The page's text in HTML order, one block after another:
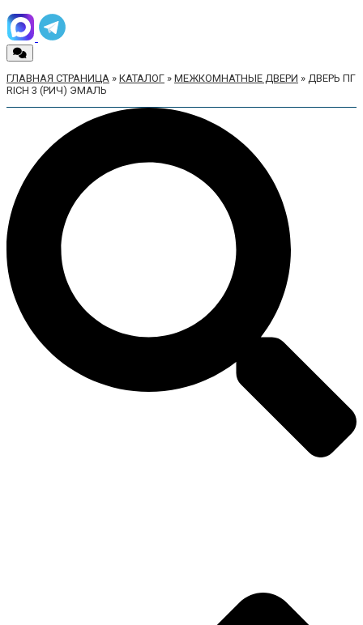
ГЛАВНАЯ СТРАНИЦА » КАТАЛОГ » МЕЖКОМНАТНЫЕ ДВЕРИ » ДВЕРЬ ПГ
RICH 3 (РИЧ) ЭМАЛЬ